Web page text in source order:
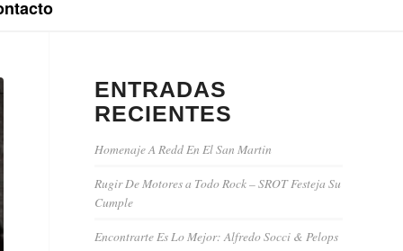
ENTRADAS
RECIENTES
Homenaje A Redd En El San Martin
Rugir De Motores a Todo Rock – SROT Festeja Su
Cumple
Encontrarte Es Lo Mejor: Alfredo Socci & Pelops